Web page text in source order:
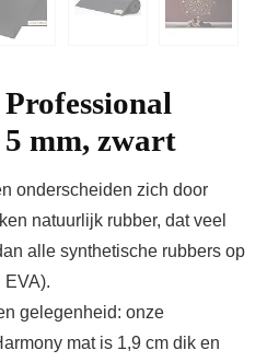
mm, zwart
onderscheiden zich door
natuurlijk rubber, dat veel
alle synthetische rubbers op
EVA).
gelegenheid: onze
mat is 1,9 cm dik en